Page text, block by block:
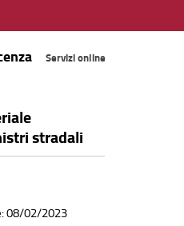
Servizi online
stradali
08/02/2023